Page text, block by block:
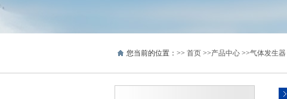
您当前的位置：>> 首页 >>产品中心 >>气体发生器